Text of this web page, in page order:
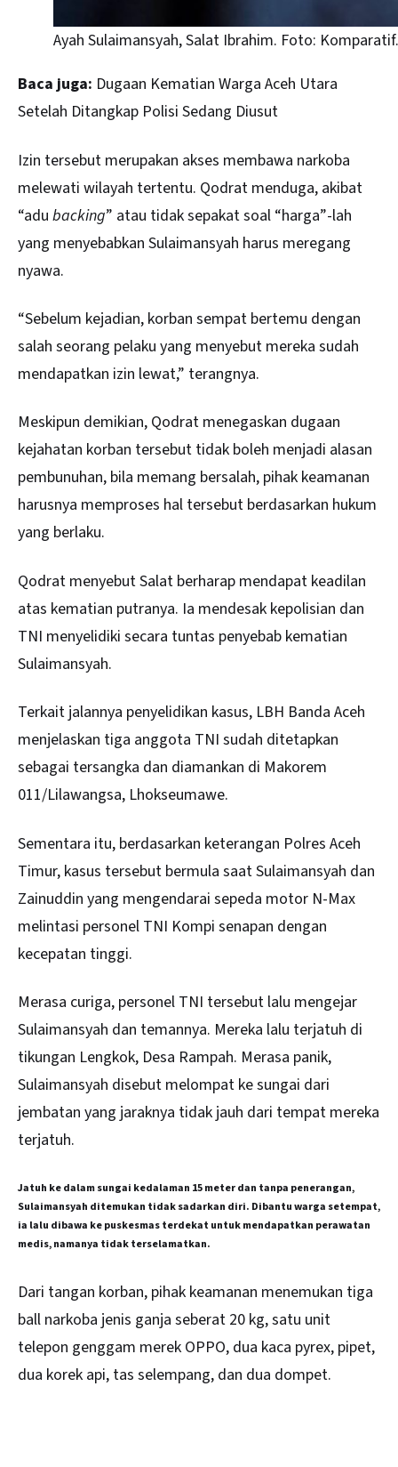
Ayah Sulaimansyah, Salat Ibrahim. Foto:
Baca juga: Dugaan Kematian Warga Aceh Utara
Setelah Ditangkap Polisi Sedang Diusut
Izin tersebut merupakan akses membawa narkoba
melewati wilayah tertentu. Qodrat menduga, akibat
“adu backing” atau tidak sepakat soal “harga”-lah
yang menyebabkan Sulaimansyah harus meregang
nyawa.
“Sebelum kejadian, korban sempat bertemu dengan
salah seorang pelaku yang menyebut mereka sudah
mendapatkan izin lewat,” terangnya.
Meskipun demikian, Qodrat menegaskan dugaan
kejahatan korban tersebut tidak boleh menjadi alasan
pembunuhan, bila memang bersalah, pihak keamanan
harusnya memproses hal tersebut berdasarkan hukum
yang berlaku.
Qodrat menyebut Salat berharap mendapat keadilan
atas kematian putranya. Ia mendesak kepolisian dan
TNI menyelidiki secara tuntas penyebab kematian
Sulaimansyah.
Terkait jalannya penyelidikan kasus, LBH Banda Aceh
menjelaskan tiga anggota TNI sudah ditetapkan
sebagai tersangka dan diamankan di Makorem
011/Lilawangsa, Lhokseumawe.
Sementara itu, berdasarkan keterangan Polres Aceh
Timur, kasus tersebut bermula saat Sulaimansyah dan
Zainuddin yang mengendarai sepeda motor N-Max
melintasi personel TNI Kompi senapan dengan
kecepatan tinggi.
Merasa curiga, personel TNI tersebut lalu mengejar
Sulaimansyah dan temannya. Mereka lalu terjatuh di
tikungan Lengkok, Desa Rampah. Merasa panik,
Sulaimansyah disebut melompat ke sungai dari
jembatan yang jaraknya tidak jauh dari tempat mereka
terjatuh.
Jatuh ke dalam sungai kedalaman 15 meter dan tanpa penerangan,
Sulaimansyah ditemukan tidak sadarkan diri. Dibantu warga setempat,
ia lalu dibawa ke puskesmas terdekat untuk mendapatkan perawatan
medis, namanya tidak terselamatkan.
Dari tangan korban, pihak keamanan menemukan tiga
ball narkoba jenis ganja seberat 20 kg, satu unit
telepon genggam merek OPPO, dua kaca pyrex, pipet,
dua korek api, tas selempang, dan dua dompet.